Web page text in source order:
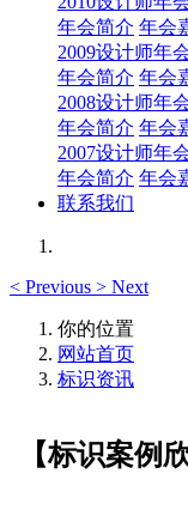
年会简介 年会
2009设计师年
年会简介 年会
2008设计师年
年会简介 年会
2007设计师年
年会简介 年会
联系我们
< Previous > Next
你的位置
网站首页
标识资讯
【标识案例